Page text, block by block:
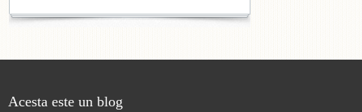
Acesta este un blog